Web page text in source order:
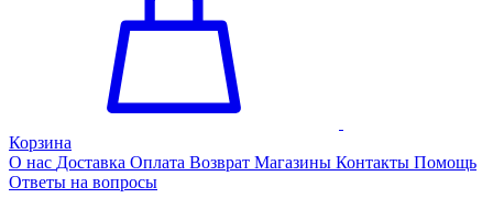
Корзина
О нас Доставка Оплата Возврат Магазины Контакты Помощь
Ответы на вопросы